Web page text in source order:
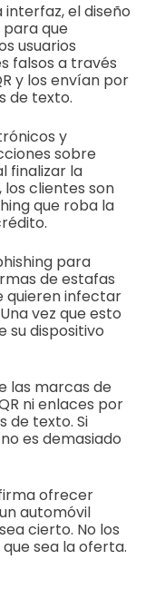
el diseño
que
usuarios
falsos a través
y los envían por
de texto.
y
sobre
finalizar la
los clientes son
que roba la
para
de estafas
quieren infectar
vez que esto
su dispositivo
las marcas de
ni enlaces por
de texto. Si
es demasiado
ofrecer
automóvil
cierto. No los
sea la oferta.